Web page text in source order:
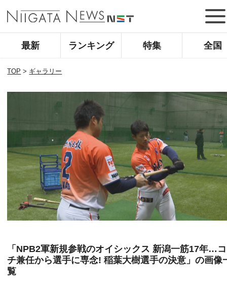
最新 ランキング 特集 全国
TOP > ギャラリー
「NPB2軍新規参戦のオイシックス 新潟一筋17年…
チ兼任から選手に専念! 稲葉大樹選手の決意」の画像
覧